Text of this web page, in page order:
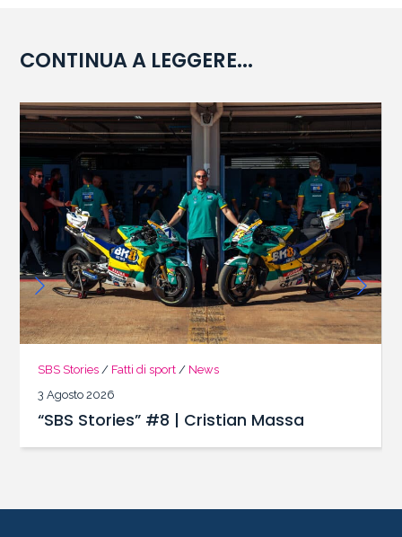
CONTINUA A LEGGERE...
SBS Stories / Fatti di sport / News
3 Agosto 2026
“SBS Stories” #8 | Cristian Massa